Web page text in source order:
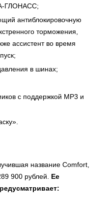
ГЛОНАСС;
антиблокировочную
торможения,
ассистент во время
в шинах;
с поддержкой MP3 и
название Comfort,
900 рублей. Ее